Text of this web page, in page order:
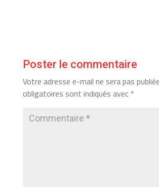
Poster le commentaire
Votre adresse e-mail ne sera pas
obligatoires sont indiqués avec *